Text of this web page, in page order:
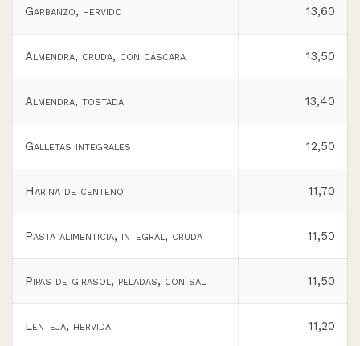
Garbanzo, hervido 13,60
Almendra, cruda, con cáscara 13,50
Almendra, tostada 13,40
Galletas integrales 12,50
Harina de centeno 11,70
Pasta alimenticia, integral, cruda 11,50
Pipas de girasol, peladas, con sal 11,50
Lenteja, hervida 11,20